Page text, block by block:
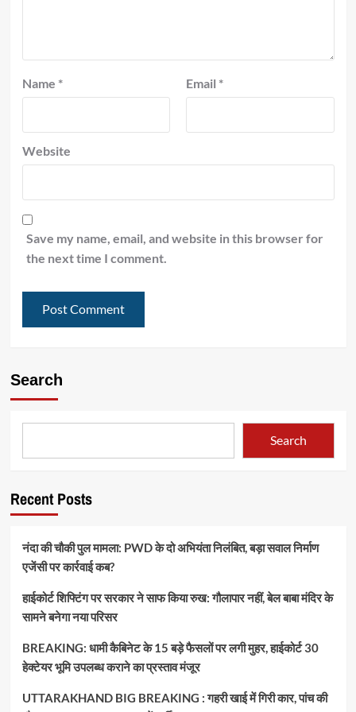
Name * Email *
Website
Save my name, email, and website in this browser for
the next time I comment.
Search
Search
Recent Posts
नंदा की चौकी पुल मामला: PWD के दो अभियंता निलंबित, बड़ा सवाल निर्माण
एजेंसी पर कार्रवाई कब?
हाईकोर्ट शिफ्टिंग पर सरकार ने साफ किया रुख: गौलापार नहीं, बेल बाबा मंदिर के
सामने बनेगा नया परिसर
BREAKING: धामी कैबिनेट के 15 बड़े फैसलों पर लगी मुहर, हाईकोर्ट 30
हेक्टेयर भूमि उपलब्ध कराने का प्रस्ताव मंजूर
UTTARAKHAND BIG BREAKING : गहरी खाई में गिरी कार, पांच की